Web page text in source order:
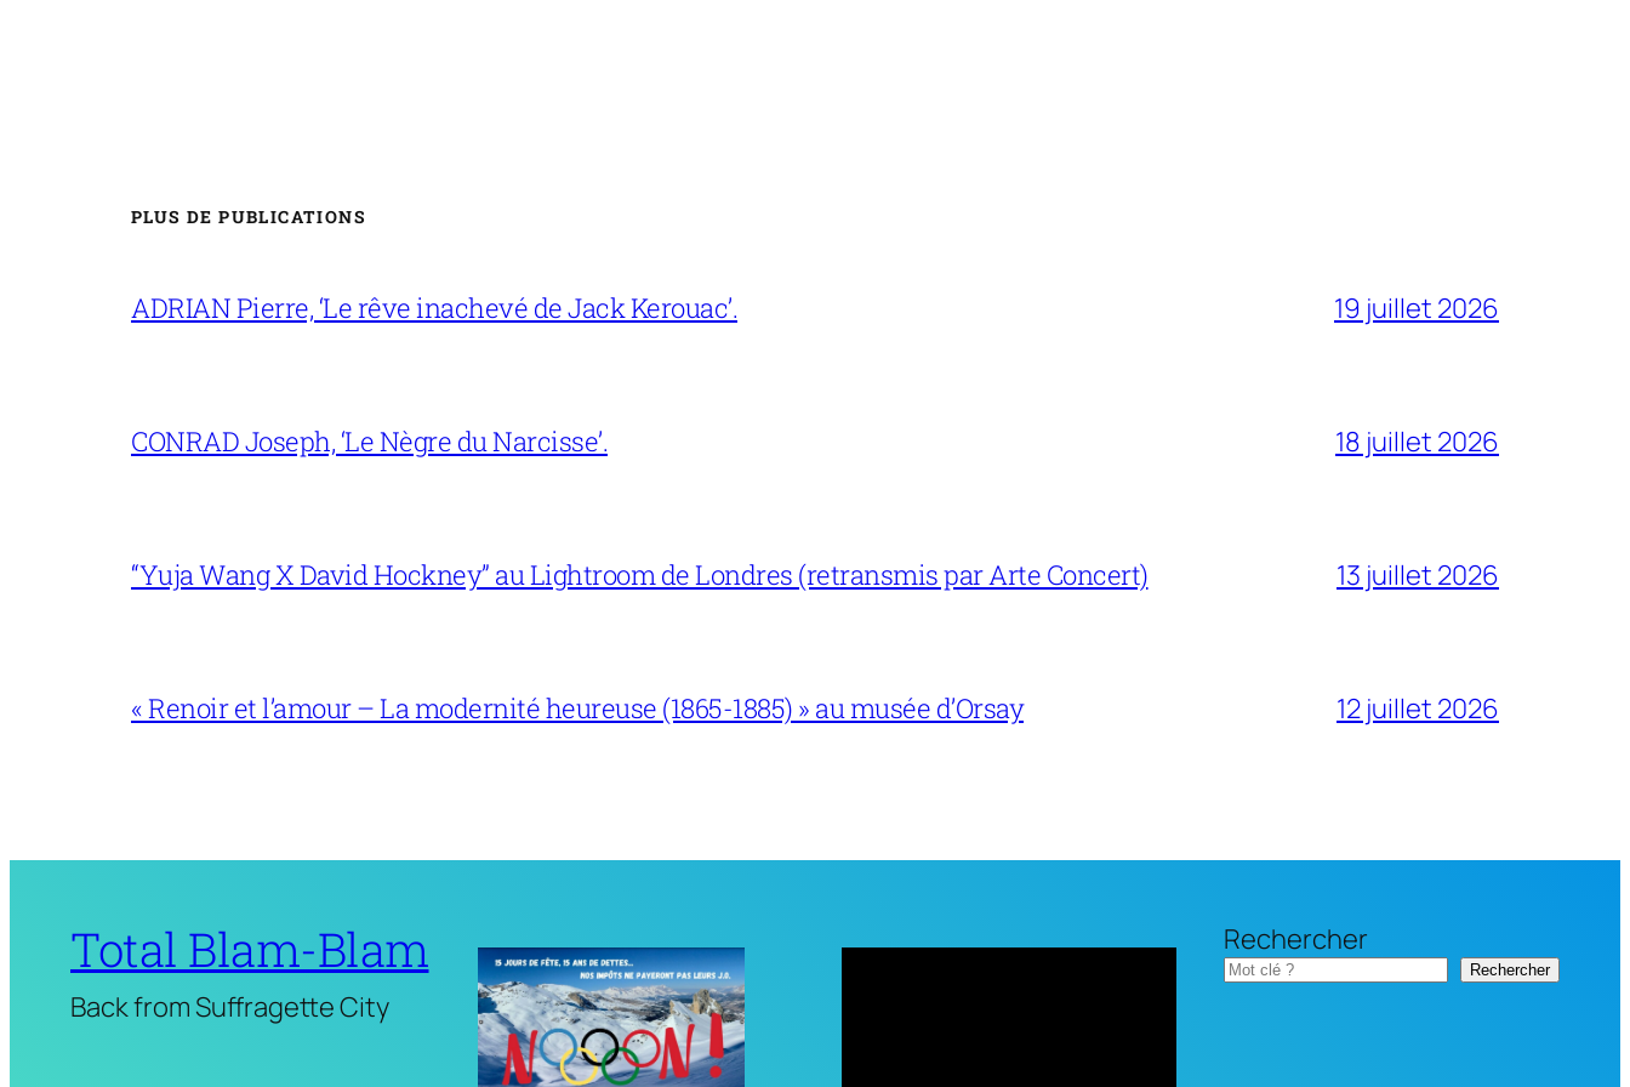
PLUS DE PUBLICATIONS
ADRIAN Pierre, ‘Le rêve inachevé de Jack Kerouac’. 19 juillet 2026
CONRAD Joseph, ‘Le Nègre du Narcisse’. 18 juillet 2026
“Yuja Wang X David Hockney” au Lightroom de Londres (retransmis par Arte Concert) 13 juillet 2026
« Renoir et l’amour – La modernité heureuse (1865-1885) » au musée d’Orsay 12 juillet 2026
Total Blam-Blam
Back from Suffragette City
Rechercher
Rechercher